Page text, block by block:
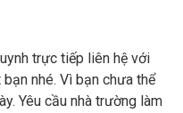
trực tiếp liên hệ với
nhé. Vì bạn chưa thể
Yêu cầu nhà trường làm